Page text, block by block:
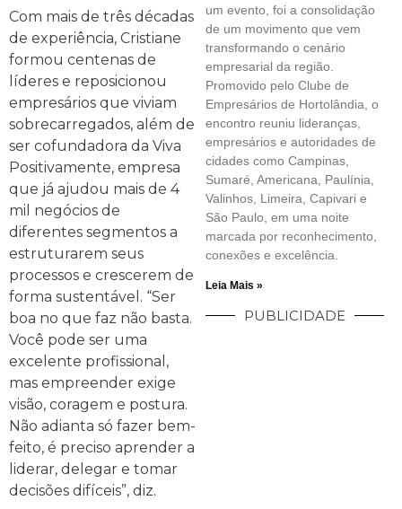
Com mais de três décadas
de experiência, Cristiane
formou centenas de
líderes e reposicionou
empresários que viviam
sobrecarregados, além de
ser cofundadora da Viva
Positivamente, empresa
que já ajudou mais de 4
mil negócios de
diferentes segmentos a
estruturarem seus
processos e crescerem de
forma sustentável. “Ser
boa no que faz não basta.
Você pode ser uma
excelente profissional,
mas empreender exige
visão, coragem e postura.
Não adianta só fazer bem-
feito, é preciso aprender a
liderar, delegar e tomar
decisões difíceis”, diz.
um evento, foi a consolidação
de um movimento que vem
transformando o cenário
empresarial da região.
Promovido pelo Clube de
Empresários de Hortolândia, o
encontro reuniu lideranças,
empresários e autoridades de
cidades como Campinas,
Sumaré, Americana, Paulínia,
Valinhos, Limeira, Capivari e
São Paulo, em uma noite
marcada por reconhecimento,
conexões e excelência.
Leia Mais »
PUBLICIDADE